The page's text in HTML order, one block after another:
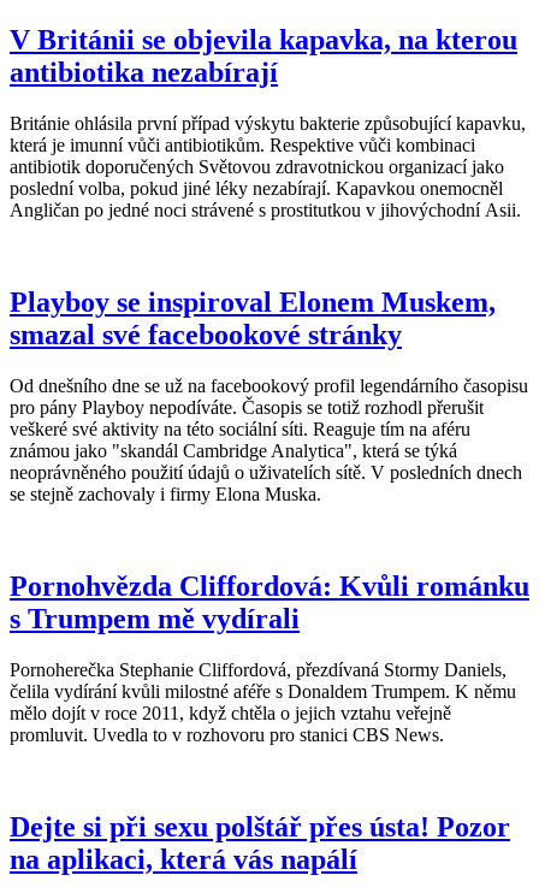
V Británii se objevila kapavka, na kterou
antibiotika nezabírají
Británie ohlásila první případ výskytu bakterie způsobující kapavku,
která je imunní vůči antibiotikům. Respektive vůči kombinaci
antibiotik doporučených Světovou zdravotnickou organizací jako
poslední volba, pokud jiné léky nezabírají. Kapavkou onemocněl
Angličan po jedné noci strávené s prostitutkou v jihovýchodní Asii.
Playboy se inspiroval Elonem Muskem,
smazal své facebookové stránky
Od dnešního dne se už na facebookový profil legendárního časopisu
pro pány Playboy nepodíváte. Časopis se totiž rozhodl přerušit
veškeré své aktivity na této sociální síti. Reaguje tím na aféru
známou jako "skandál Cambridge Analytica", která se týká
neoprávněného použití údajů o uživatelích sítě. V posledních dnech
se stejně zachovaly i firmy Elona Muska.
Pornohvězda Cliffordová: Kvůli románku
s Trumpem mě vydírali
Pornoherečka Stephanie Cliffordová, přezdívaná Stormy Daniels,
čelila vydírání kvůli milostné aféře s Donaldem Trumpem. K němu
mělo dojít v roce 2011, když chtěla o jejich vztahu veřejně
promluvit. Uvedla to v rozhovoru pro stanici CBS News.
Dejte si při sexu polštář přes ústa! Pozor
na aplikaci, která vás napálí